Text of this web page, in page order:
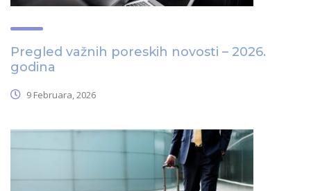
Pregled važnih poreskih novosti – 2026.
godina
9 Februara, 2026